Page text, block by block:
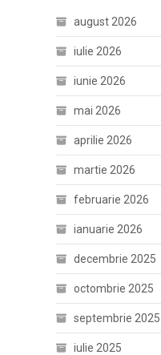
august 2026
iulie 2026
iunie 2026
mai 2026
aprilie 2026
martie 2026
februarie 2026
ianuarie 2026
decembrie 2025
octombrie 2025
septembrie 2025
iulie 2025